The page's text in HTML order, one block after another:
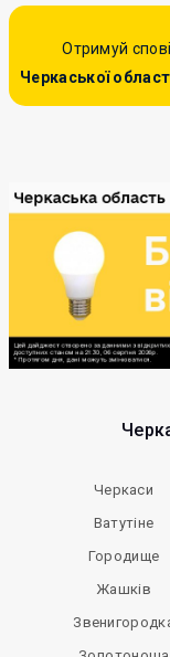
Отримуй
Черкаської
Черкаси
Ватутіне
Городище
Жашків